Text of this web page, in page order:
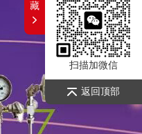
扫描加微信
返回顶部
藏